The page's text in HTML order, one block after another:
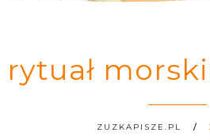
rytuał
ZUZKAPISZE.PL